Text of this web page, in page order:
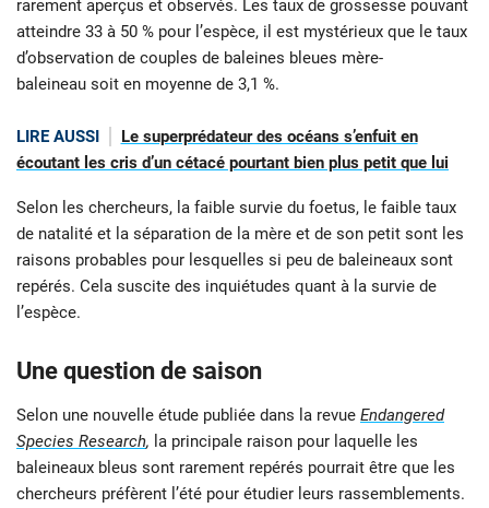
rarement aperçus et observés. Les taux de grossesse pouvant
atteindre 33 à 50 % pour l’espèce, il est mystérieux que le taux
d’observation de couples de baleines bleues mère-
baleineau soit en moyenne de 3,1 %.
LIRE AUSSI
Le superprédateur des océans s’enfuit en
écoutant les cris d’un cétacé pourtant bien plus petit que lui
Selon les chercheurs, la faible survie du foetus, le faible taux
de natalité et la séparation de la mère et de son petit sont les
raisons probables pour lesquelles si peu de baleineaux sont
repérés. Cela suscite des inquiétudes quant à la survie de
l’espèce.
Une question de saison
Selon une nouvelle étude publiée dans la revue Endangered
Species Research, la principale raison pour laquelle les
baleineaux bleus sont rarement repérés pourrait être que les
chercheurs préfèrent l’été pour étudier leurs rassemblements.